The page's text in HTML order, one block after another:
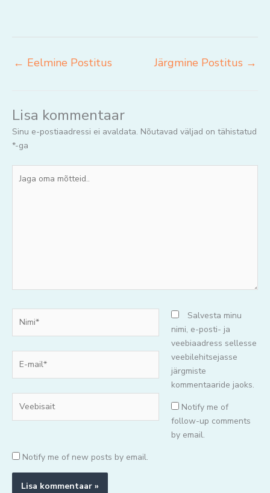
← Eelmine Postitus Järgmine Postitus →
Lisa kommentaar
Sinu e-postiaadressi ei avaldata. Nõutavad väljad on tähistatud
*-ga
oma
mail*
Salvesta minu
nimi, e-posti- ja
veebiaadress sellesse
veebilehitsejasse
järgmiste
kommentaaride jaoks.
Notify me of
follow-up comments
by email.
Notify me of new posts by email.